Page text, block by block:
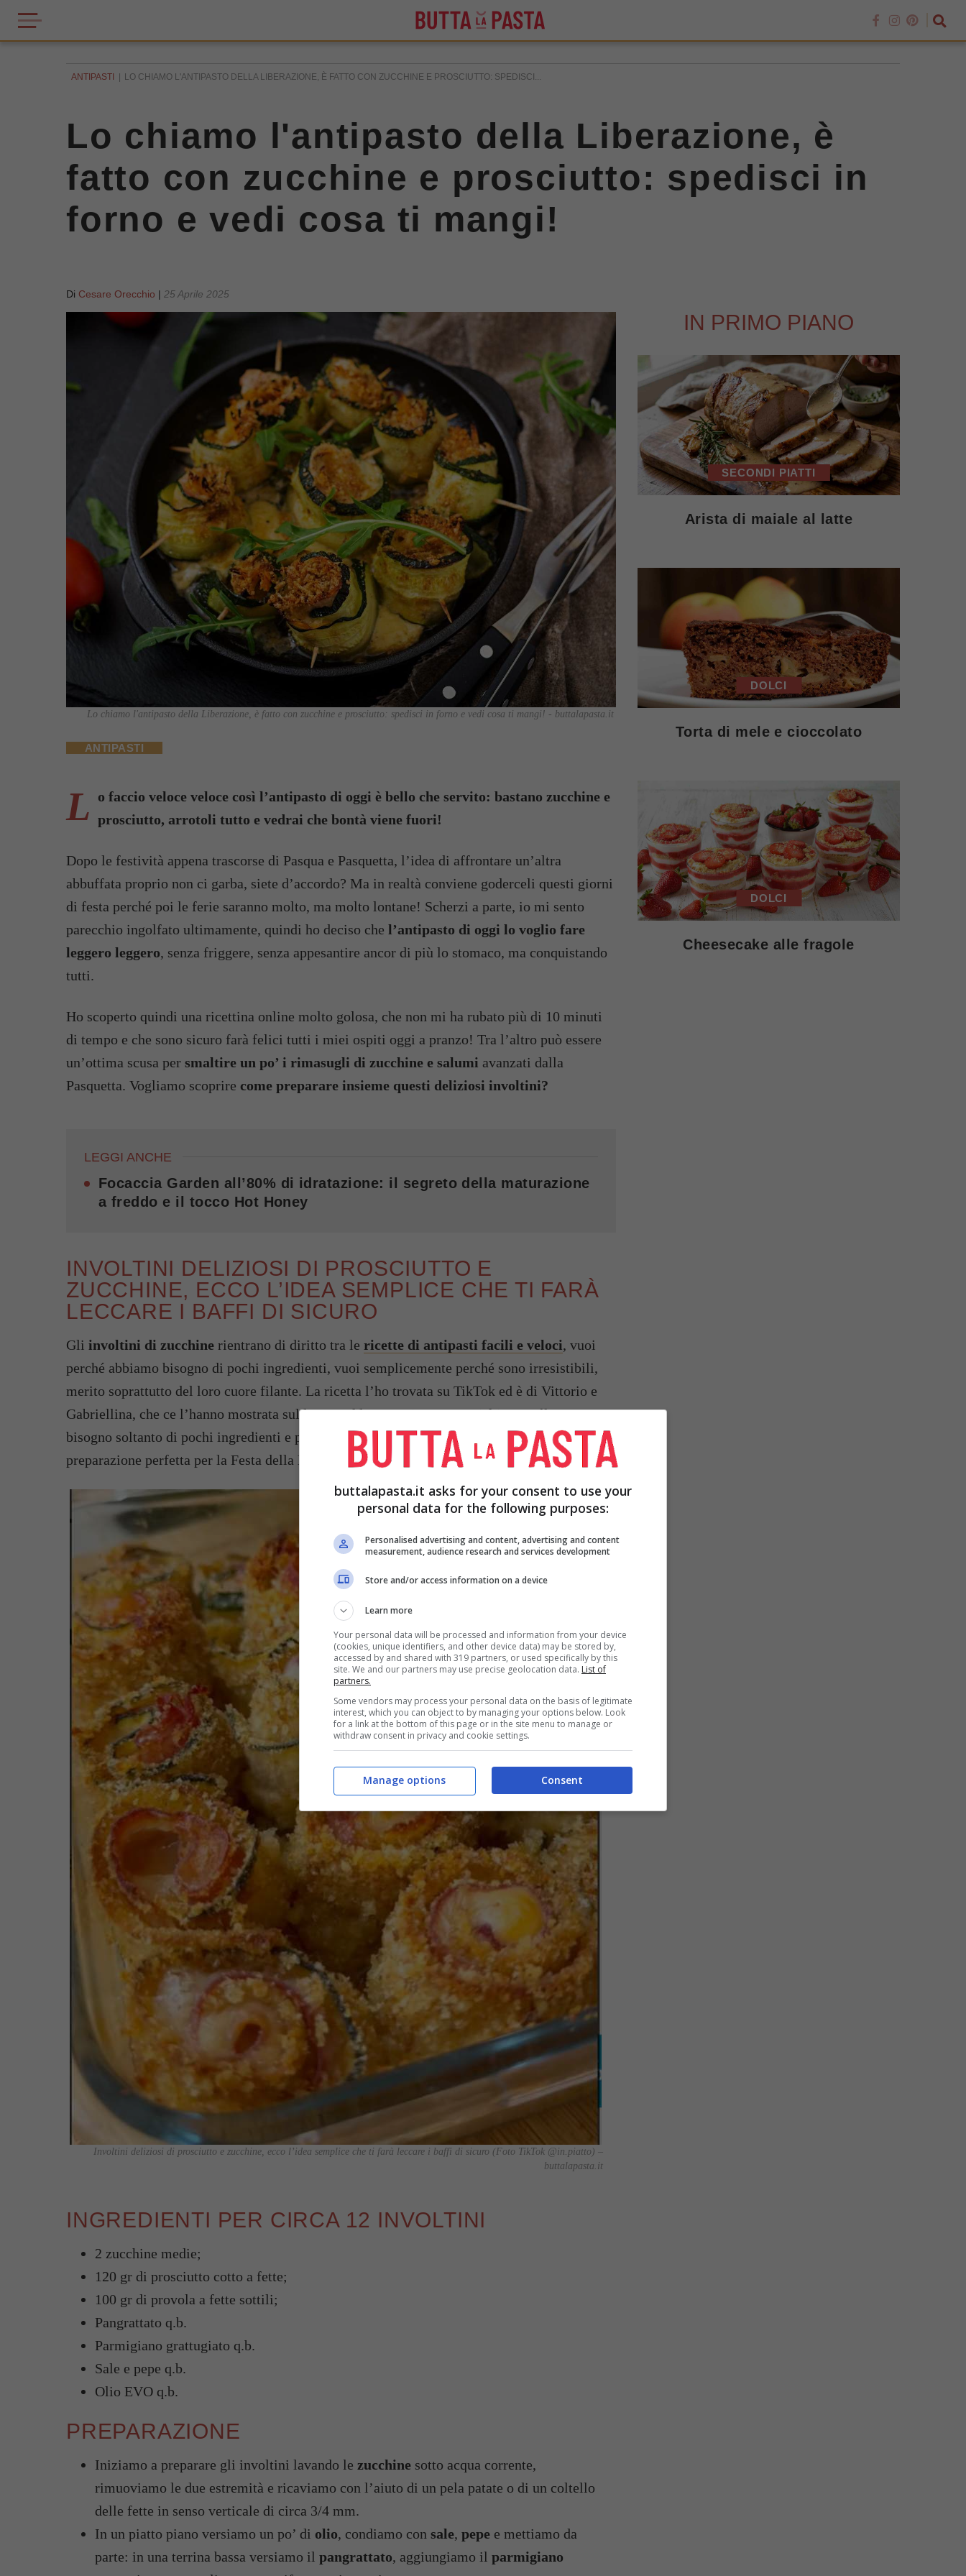
ANTIPASTI LO CHIAMO L'ANTIPASTO DELLA LIBERAZIONE, È FATTO CON ZUCCHINE E PROSCIUTTO: SPEDISCI...
Lo chiamo l'antipasto della Liberazione, è
fatto con zucchine e prosciutto: spedisci in
forno e vedi cosa ti mangi!
Di Cesare Orecchio | 25 Aprile 2025
Lo chiamo l'antipasto della Liberazione, è fatto con zucchine e prosciutto: spedisci in forno e vedi cosa ti mangi! - buttalapasta.it
ANTIPASTI
L o faccio veloce veloce così l’antipasto di oggi è bello che servito: bastano zucchine e
prosciutto, arrotoli tutto e vedrai che bontà viene fuori!
Dopo le festività appena trascorse di Pasqua e Pasquetta, l’idea di affrontare un’altra
abbuffata proprio non ci garba, siete d’accordo? Ma in realtà conviene goderceli questi giorni
di festa perché poi le ferie saranno molto, ma molto lontane! Scherzi a parte, io mi sento
parecchio ingolfato ultimamente, quindi ho deciso che l’antipasto di oggi lo voglio fare
leggero leggero, senza friggere, senza appesantire ancor di più lo stomaco, ma conquistando
tutti.
Ho scoperto quindi una ricettina online molto golosa, che non mi ha rubato più di 10 minuti
di tempo e che sono sicuro farà felici tutti i miei ospiti oggi a pranzo! Tra l’altro può essere
un’ottima scusa per smaltire un po’ i rimasugli di zucchine e salumi avanzati dalla
Pasquetta. Vogliamo scoprire come preparare insieme questi deliziosi involtini?
LEGGI ANCHE
Focaccia Garden all’80% di idratazione: il segreto della maturazione
a freddo e il tocco Hot Honey
INVOLTINI DELIZIOSI DI PROSCIUTTO E
ZUCCHINE, ECCO L’IDEA SEMPLICE CHE TI FARÀ
LECCARE I BAFFI DI SICURO
Gli involtini di zucchine rientrano di diritto tra le ricette di antipasti facili e veloci, vuoi
perché abbiamo bisogno di pochi ingredienti, vuoi semplicemente perché sono irresistibili,
merito soprattutto del loro cuore filante. La ricetta l’ho trovata su TikTok ed è di Vittorio e
Gabriellina, che ce l’hanno mostrata sul loro profilo @In.Piatto. Non si frigge nulla, avremo
bisogno soltanto di pochi ingredienti e poi si spedirà tutto in forno. Insomma, è la
preparazione perfetta per la Festa della Liberazione!
Involtini deliziosi di prosciutto e zucchine, ecco l’idea semplice che ti farà leccare i baffi di sicuro (Foto TikTok @in.piatto) –
buttalapasta.it
INGREDIENTI PER CIRCA 12 INVOLTINI
2 zucchine medie;
120 gr di prosciutto cotto a fette;
100 gr di provola a fette sottili;
Pangrattato q.b.
Parmigiano grattugiato q.b.
Sale e pepe q.b.
Olio EVO q.b.
PREPARAZIONE
Iniziamo a preparare gli involtini lavando le zucchine sotto acqua corrente,
rimuoviamo le due estremità e ricaviamo con l’aiuto di un pela patate o di un coltello
delle fette in senso verticale di circa 3/4 mm.
In un piatto piano versiamo un po’ di olio, condiamo con sale, pepe e mettiamo da
parte: in una terrina bassa versiamo il pangrattato, aggiungiamo il parmigiano
IN PRIMO PIANO
SECONDI PIATTI
Arista di maiale al latte
DOLCI
Torta di mele e cioccolato
DOLCI
Cheesecake alle fragole
buttalapasta.it asks for your consent to use your
personal data for the following purposes:
Personalised advertising and content, advertising and content
measurement, audience research and services development
Store and/or access information on a device
Learn more
Your personal data will be processed and information from your device
(cookies, unique identifiers, and other device data) may be stored by,
accessed by and shared with 319 partners, or used specifically by this
site. We and our partners may use precise geolocation data. List of
partners.
Some vendors may process your personal data on the basis of legitimate
interest, which you can object to by managing your options below. Look
for a link at the bottom of this page or in the site menu to manage or
withdraw consent in privacy and cookie settings.
Consent
Manage options